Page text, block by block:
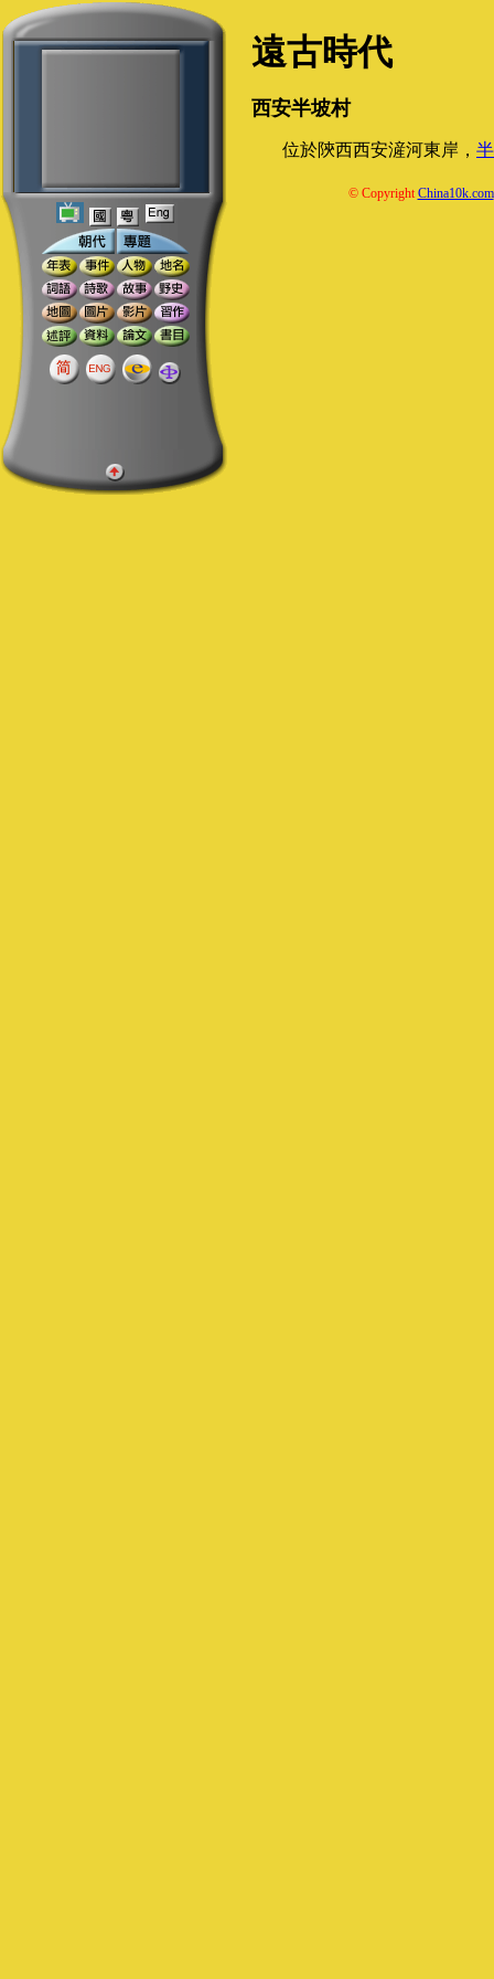
遠古時代
西安半坡村
位於陝西西安滻河東岸，
© CopyrightChina10k.com